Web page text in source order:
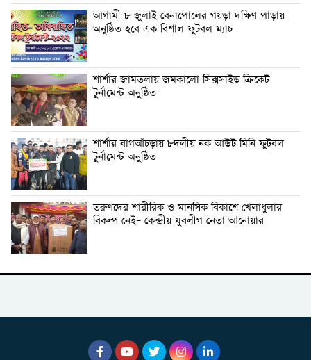
আগামী ৮ জুলাই বেনাপোলের গয়ড়া দক্ষিণ পাড়ায়
অনুষ্ঠিত হবে এক বিশাল ফুটবল ম্যাচ
শার্শার জামতলায় জমকালো সিক্সসাইড ক্রিকেট
টুর্নামেন্ট অনুষ্ঠিত
শার্শার বাগআঁচড়ায় ৮দলীয় নক আউট মিনি ফুটবল
টুর্নামেন্ট অনুষ্ঠিত
তরুণদের শারীরিক ও মানসিক বিকাশে খেলাধুলার
বিকল্প নেই– কেন্দ্রীয় যুবলীগ নেতা আনোয়ার